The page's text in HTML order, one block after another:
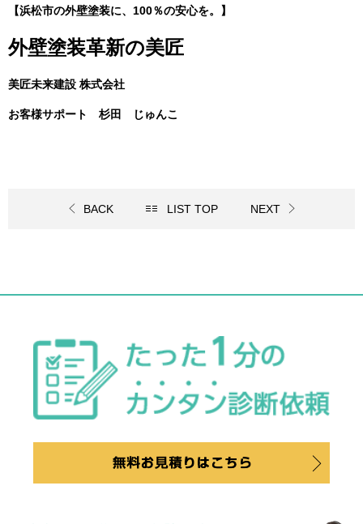
【浜松市の外壁塗装に、100％の安心を。】
外壁塗装革新の美匠
美匠未来建設 株式会社
お客様サポート 杉田 じゅんこ
BACK LIST TOP NEXT